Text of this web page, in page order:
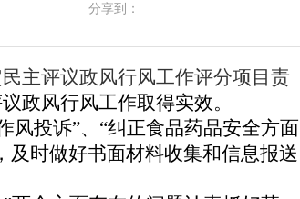
分享到：
民主评议政风行风工作评分项目责
政风行风工作取得实效。
风投诉”、“纠正食品药品安全方面
时做好书面材料收集和信息报送